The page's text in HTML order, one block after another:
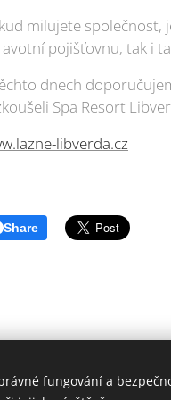
milujete společnost,
pojišťovnu, tak i
dnech
Spa Resort
libverda.cz
Share
©
fungování a